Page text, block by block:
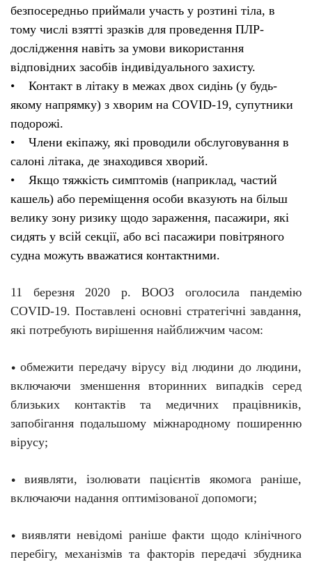
безпосередньо приймали участь у розтині тіла, в
тому числі взятті зразків для проведення ПЛР-
дослідження навіть за умови використання
відповідних засобів індивідуального захисту.
• Контакт в літаку в межах двох сидінь (у будь-
якому напрямку) з хворим на COVID-19, супутники
подорожі.
• Члени екіпажу, які проводили обслуговування в
салоні літака, де знаходився хворий.
• Якщо тяжкість симптомів (наприклад, частий
кашель) або переміщення особи вказують на більш
велику зону ризику щодо зараження, пасажири, які
сидять у всій секції, або всі пасажири повітряного
судна можуть вважатися контактними.
11 березня 2020 р. ВООЗ оголосила пандемію
COVID-19. Поставлені основні стратегічні завдання,
які потребують вирішення найближчим часом:
•обмежити передачу вірусу від людини до людини,
включаючи зменшення вторинних випадків серед
близьких контактів та медичних працівників,
запобігання подальшому міжнародному поширенню
вірусу;
• виявляти, ізолювати пацієнтів якомога раніше,
включаючи надання оптимізованої допомоги;
• виявляти невідомі раніше факти щодо клінічного
перебігу, механізмів та факторів передачі збудника